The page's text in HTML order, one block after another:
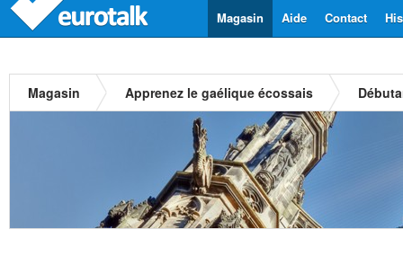
Contact
Aide
Magasin
Magasin Apprenez le gaélique écossais